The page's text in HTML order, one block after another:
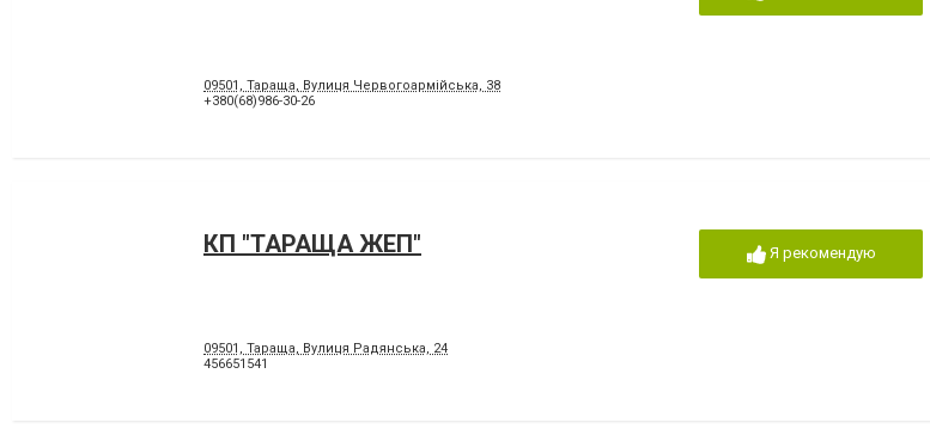
09501, Тараща, Вулиця Червогоармійська, 38
+380(68)986-30-26
КП "ТАРАЩА ЖЕП"
09501, Тараща, Вулиця Радянська, 24
456651541
Я рекомендую